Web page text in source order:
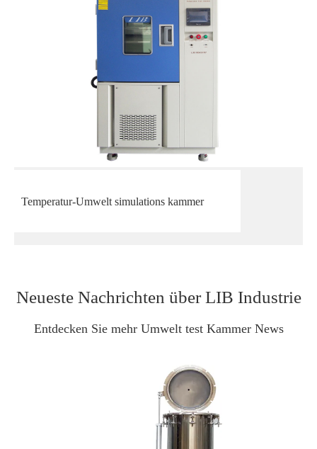
Temperatur-Umwelt simulations kammer
Neueste Nachrichten über LIB Industrie
Entdecken Sie mehr Umwelt test Kammer News